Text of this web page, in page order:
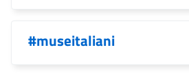
#museitaliani